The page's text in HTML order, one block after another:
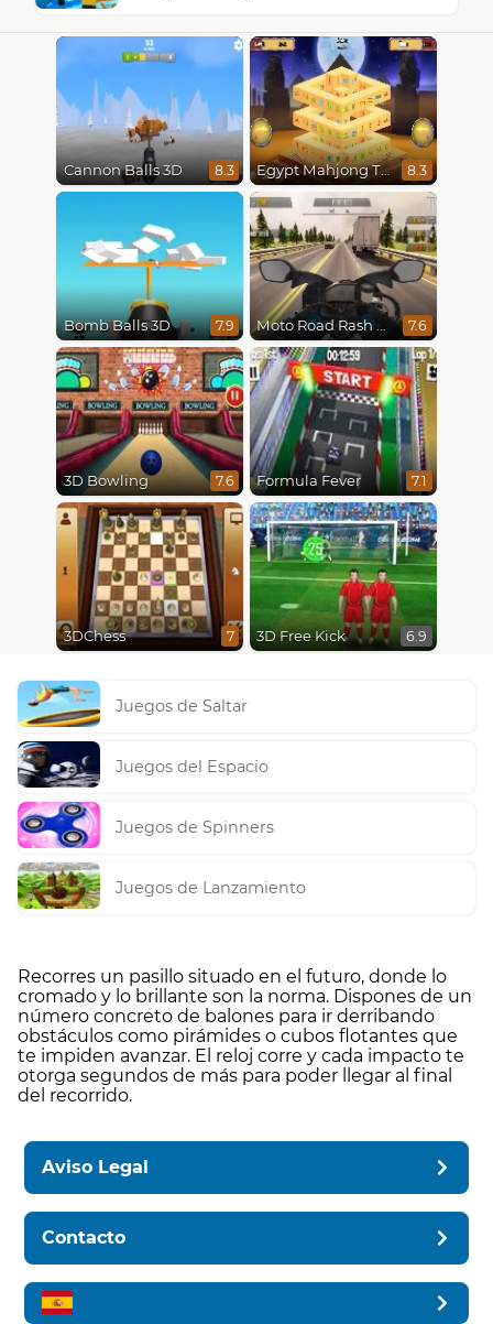
Cannon Balls 3D 8.3 Egypt Mahjong Triple Dimensions 8.3
Bomb Balls 3D 7.9 Moto Road Rash 3D 7.6
3D Bowling 7.6 Formula Fever 7.1
3DChess 7 3D Free Kick 6.9
Juegos de Saltar
Juegos del Espacio
Juegos de Spinners
Juegos de Lanzamiento
Recorres un pasillo situado en el futuro, donde lo
cromado y lo brillante son la norma. Dispones de un
número concreto de balones para ir derribando
obstáculos como pirámides o cubos flotantes que
te impiden avanzar. El reloj corre y cada impacto te
otorga segundos de más para poder llegar al final
del recorrido.
Aviso Legal
Contacto